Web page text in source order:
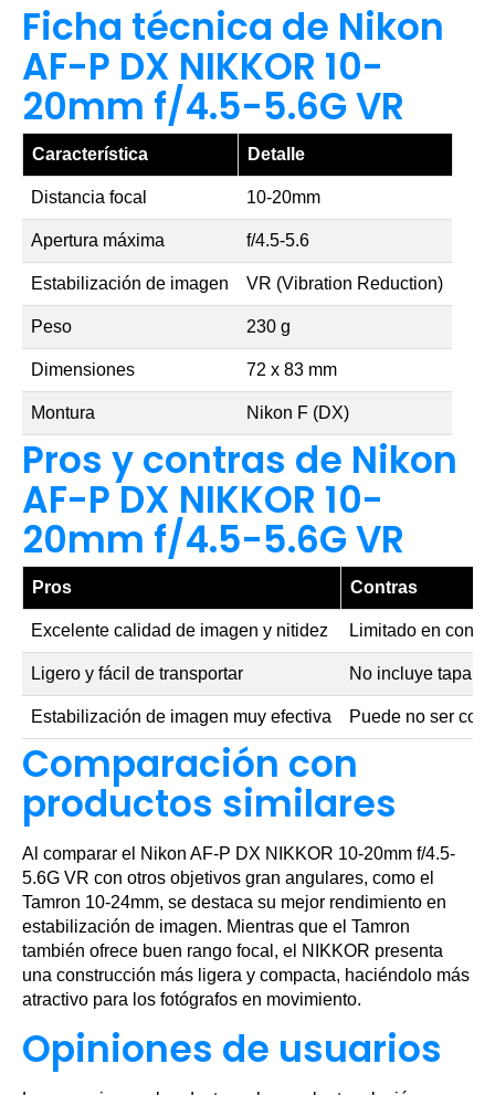
Ficha técnica de Nikon
AF-P DX NIKKOR 10-
20mm f/4.5-5.6G VR
Característica Detalle
Distancia focal 10-20mm
Apertura máxima f/4.5-5.6
Estabilización de imagen VR (Vibration Reduction)
Peso 230 g
Dimensiones 72 x 83 mm
Montura Nikon F (DX)
Pros y contras de Nikon
AF-P DX NIKKOR 10-
20mm f/4.5-5.6G VR
Pros Contras
Excelente calidad de imagen y nitidez Limitado en
Ligero y fácil de transportar No incluye tapa
Estabilización de imagen muy efectiva Puede no ser
Comparación con
productos similares
Al comparar el Nikon AF-P DX NIKKOR 10-20mm f/4.5-
5.6G VR con otros objetivos gran angulares, como el
Tamron 10-24mm, se destaca su mejor rendimiento en
estabilización de imagen. Mientras que el Tamron
también ofrece buen rango focal, el NIKKOR presenta
una construcción más ligera y compacta, haciéndolo más
atractivo para los fotógrafos en movimiento.
Opiniones de usuarios